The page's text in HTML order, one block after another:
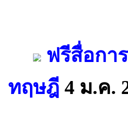
ฟรีสื่อกา
ทฤษฎี 4 ม.ค.